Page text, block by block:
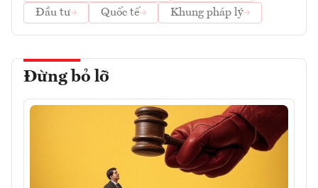
Đầu tư
Quốc tế Khung pháp lý
Đừng bỏ lỡ